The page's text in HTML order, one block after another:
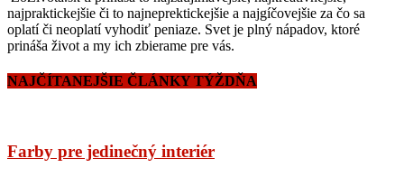
najpraktickejšie či to najneprektickejšie a najgíčovejšie za čo sa
oplatí či neoplatí vyhodiť peniaze. Svet je plný nápadov, ktoré
prináša život a my ich zbierame pre vás.
NAJČÍTANEJŠIE ČLÁNKY TÝŽDŇA
Farby pre jedinečný interiér